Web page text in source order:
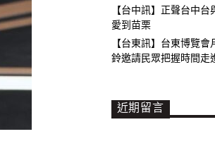
【台中訊】正聲台中
愛到苗栗
【台東訊】台東博覽
鈴邀請民眾把握時間走
近期留言